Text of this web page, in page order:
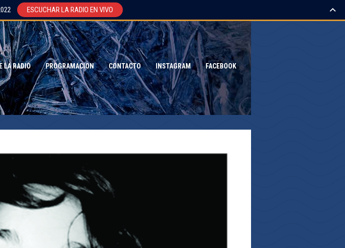
LA RADIO PROGRAMACION CONTACTO INSTAGRAM FACEBOOK
ESCUCHAR LA RADIO EN VIVO